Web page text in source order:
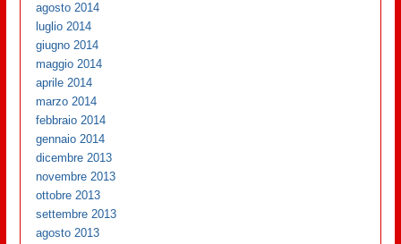
agosto 2014
luglio 2014
giugno 2014
maggio 2014
aprile 2014
marzo 2014
febbraio 2014
gennaio 2014
dicembre 2013
novembre 2013
ottobre 2013
settembre 2013
agosto 2013